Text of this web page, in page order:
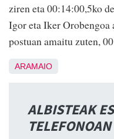
ziren eta 00:14:00,5ko
Igor eta Iker
postuan amaitu zuten,
ARAMAIO
ALBISTEAK
TELEFONOAN